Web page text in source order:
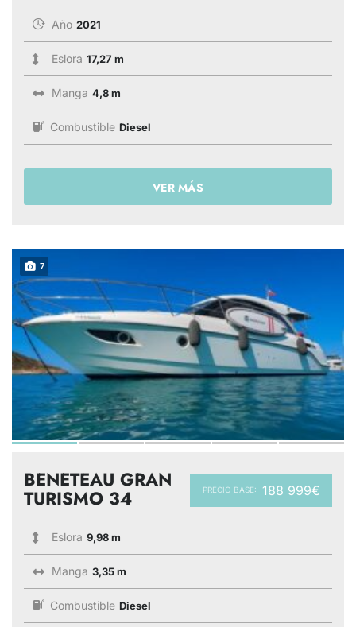
Año 2021
Eslora 17,27 m
Manga 4,8 m
Combustible Diesel
VER MÁS
7
PRECIO BASE: 188 999€
BENETEAU GRAN
TURISMO 34
Eslora 9,98 m
Manga 3,35 m
Combustible Diesel